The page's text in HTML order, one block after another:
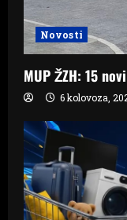
Novosti
MUP ŽZH: 15
6 kolovoza,